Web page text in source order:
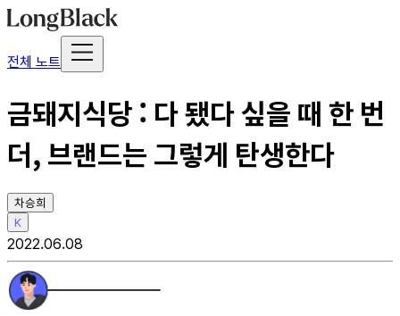
전체 노트
금돼지식당 : 다 됐다 싶을 때 한 번
더, 브랜드는 그렇게 탄생한다
차승희
K
2022.06.08